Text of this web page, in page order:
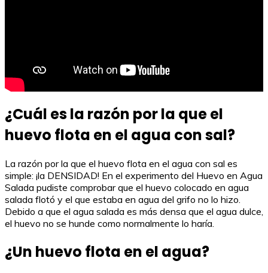
¿Cuál es la razón por la que el
huevo flota en el agua con sal?
La razón por la que el huevo flota en el agua con sal es
simple: ¡la DENSIDAD! En el experimento del Huevo en Agua
Salada pudiste comprobar que el huevo colocado en agua
salada flotó y el que estaba en agua del grifo no lo hizo.
Debido a que el agua salada es más densa que el agua dulce,
el huevo no se hunde como normalmente lo haría.
¿Un huevo flota en el agua?